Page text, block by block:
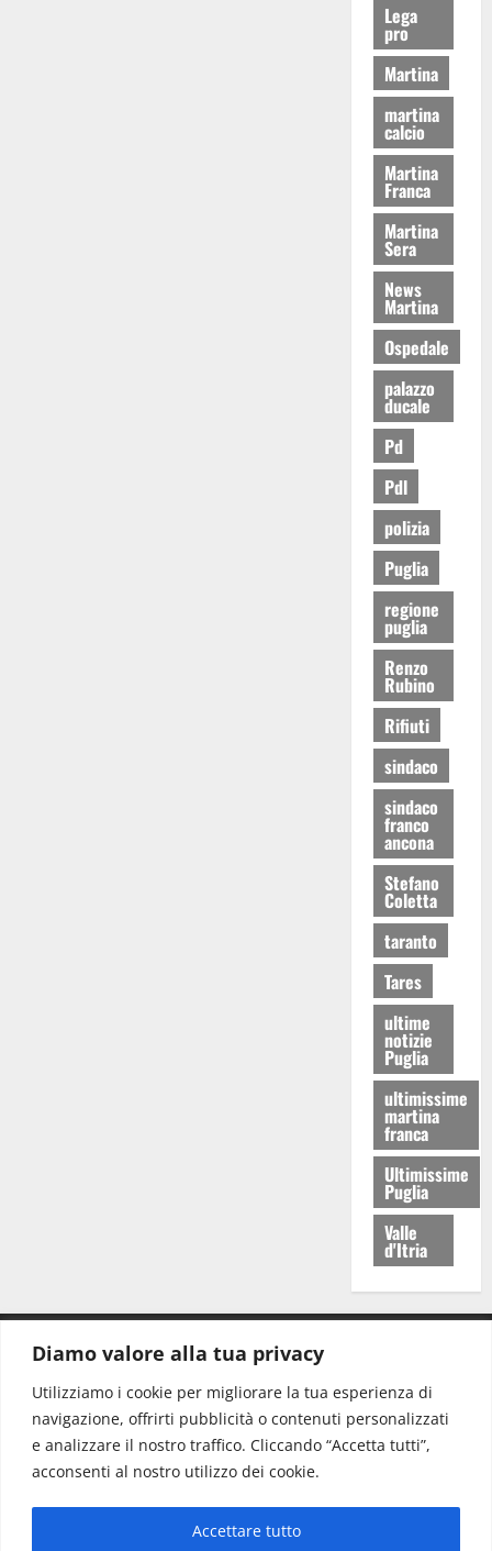
Diamo valore alla tua privacy
Utilizziamo i cookie per migliorare la tua esperienza di
navigazione, offrirti pubblicità o contenuti personalizzati
e analizzare il nostro traffico. Cliccando “Accetta tutti”,
acconsenti al nostro utilizzo dei cookie.
Accettare tutto
Lega
pro
Martina
martina
calcio
Martina
Franca
Martina
Sera
News
Martina
Ospedale
palazzo
ducale
Pd
Pdl
polizia
Puglia
regione
puglia
Renzo
Rubino
Rifiuti
sindaco
sindaco
franco
ancona
Stefano
Coletta
taranto
Tares
ultime
notizie
Puglia
ultimissime
martina
franca
Ultimissime
Puglia
Valle
d'Itria
Redazione: redazione@www.martinasera.it
Direttore:direttore@www.martinasera.it
Info & Commerciale:info@www.martinasera.it